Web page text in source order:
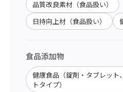
品質改良素材（食品扱い）
日持向上材（食品扱い）
食品添加物
健康食品（錠剤・タブレット
トタイプ）